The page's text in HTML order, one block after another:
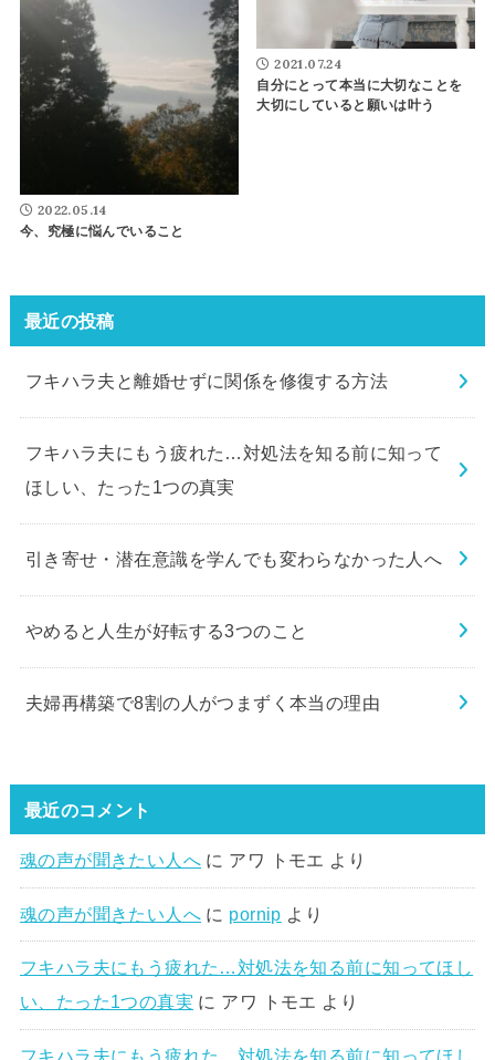
2022.05.14
今、究極に悩んでいること
2021.07.24
自分にとって本当に大切なことを
大切にしていると願いは叶う
最近の投稿
フキハラ夫と離婚せずに関係を修復する方法
フキハラ夫にもう疲れた…対処法を知る前に知って
ほしい、たった1つの真実
引き寄せ・潜在意識を学んでも変わらなかった人へ
やめると人生が好転する3つのこと
夫婦再構築で8割の人がつまずく本当の理由
最近のコメント
魂の声が聞きたい人へ に アワ トモエ より
魂の声が聞きたい人へ に pornip より
フキハラ夫にもう疲れた…対処法を知る前に知ってほし
い、たった1つの真実 に アワ トモエ より
フキハラ夫にもう疲れた…対処法を知る前に知ってほし